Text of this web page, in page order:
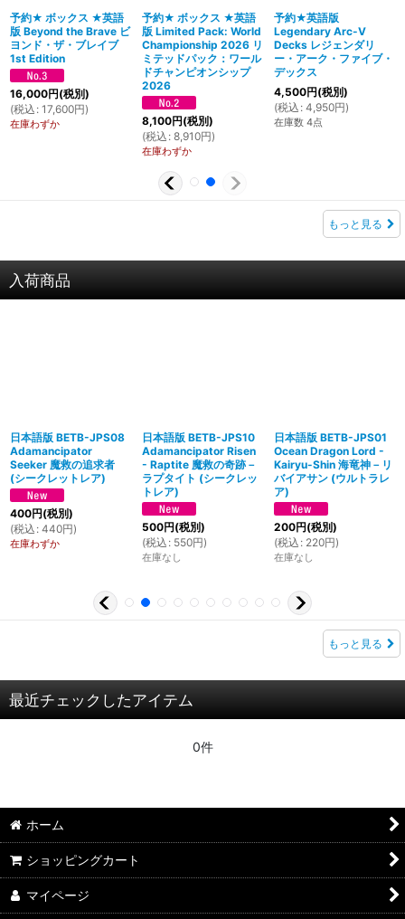
予約★ ボックス ★英語
版 Beyond the Brave ビ
ヨンド・ザ・ブレイブ
1st Edition
16,000円(税別)
(税込 : 17,600円)
在庫わずか
予約★ ボックス ★英語
版 Limited Pack: World
Championship 2026 リ
ミテッドパック：ワール
ドチャンピオンシップ
2026
8,100円(税別)
(税込 : 8,910円)
在庫わずか
予約★英語版
Legendary Arc-V
Decks レジェンダリ
ー・アーク・ファイブ・
デックス
4,500円(税別)
(税込 : 4,950円)
在庫数 4点
もっと見る
入荷商品
日本語版 BETB-JPS08
Adamancipator
Seeker 魔救の追求者
(シークレットレア)
400円(税別)
(税込 : 440円)
在庫わずか
日本語版 BETB-JPS10
Adamancipator Risen
- Raptite 魔救の奇跡－
ラプタイト (シークレッ
トレア)
500円(税別)
(税込 : 550円)
在庫なし
日本語版 BETB-JPS01
Ocean Dragon Lord -
Kairyu-Shin 海竜神－リ
バイアサン (ウルトラレ
ア)
200円(税別)
(税込 : 220円)
在庫なし
もっと見る
最近チェックしたアイテム
0件
ホーム
ショッピングカート
マイページ